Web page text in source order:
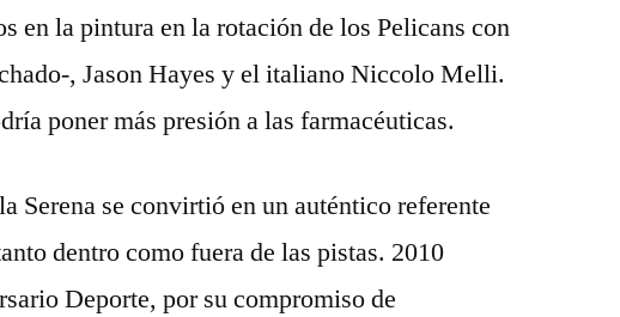
en la pintura en la rotación de los Pelicans con
, Jason Hayes y el italiano Niccolo Melli.
poner más presión a las farmacéuticas.
Serena se convirtió en un auténtico referente
dentro como fuera de las pistas. 2010
Deporte, por su compromiso de